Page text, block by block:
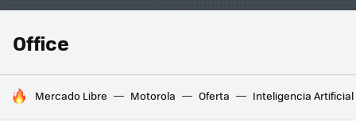
Office
HOY SE HABLA DE
Mercado Libre Motorola Oferta Inteligencia Artificial